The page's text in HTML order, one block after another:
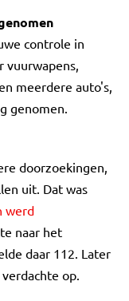
controle in
vuurwapens,
meerdere auto's,
genomen.
doorzoekingen,
uit. Dat was
werd
naar het
daar 112. Later
op.